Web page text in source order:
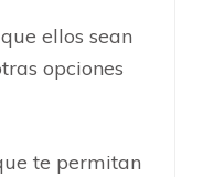
ellos sean
opciones
te permitan